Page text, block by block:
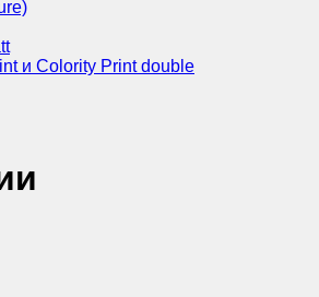
и Colority Print double